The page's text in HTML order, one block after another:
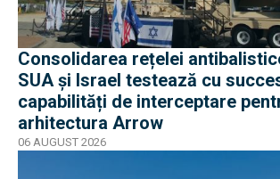
Consolidarea rețelei
SUA și Israel testează cu
capabilități de interceptare
arhitectura Arrow
06 AUGUST 2026